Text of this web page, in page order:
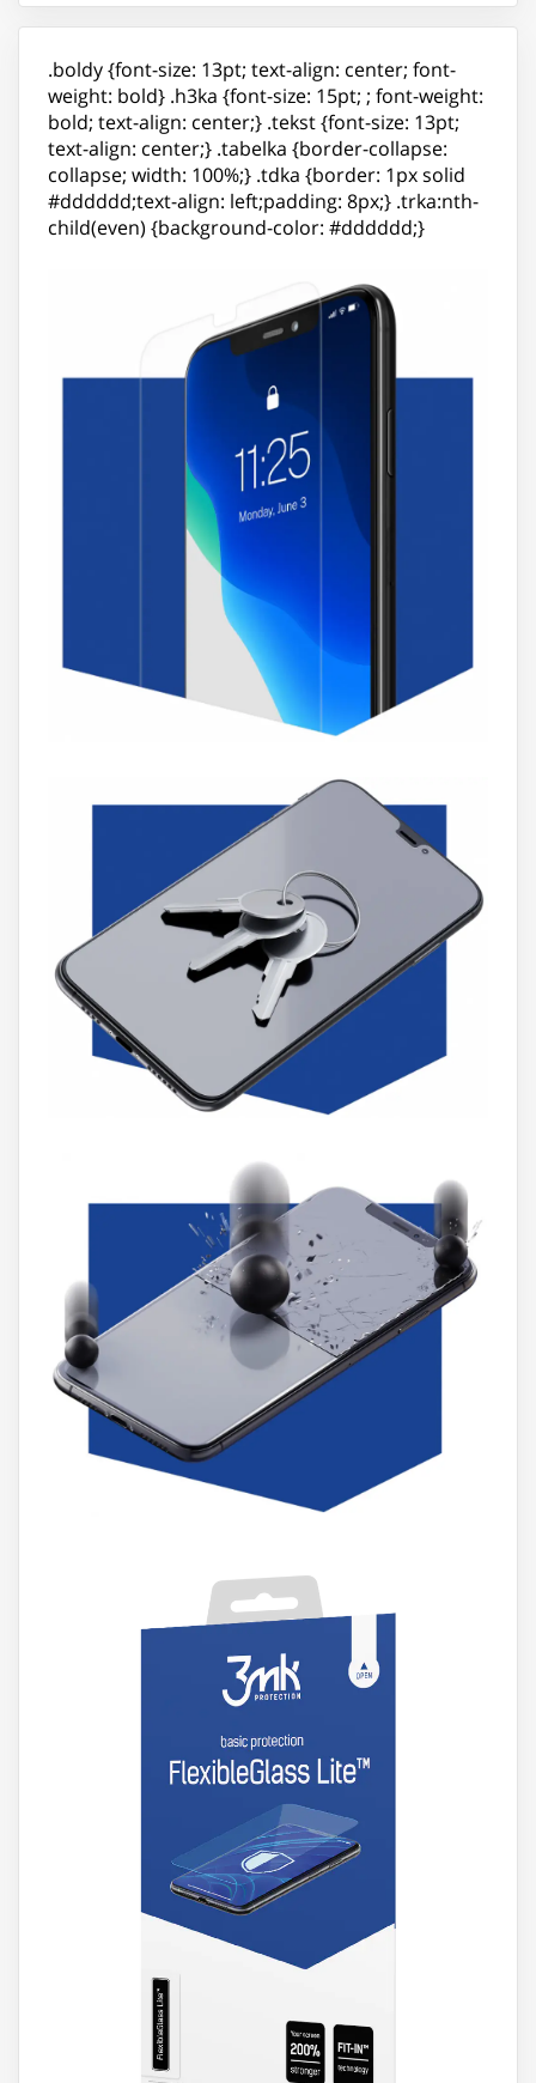
.boldy {font-size: 13pt; text-align: center; font-
weight: bold} .h3ka {font-size: 15pt; ; font-weight:
bold; text-align: center;} .tekst {font-size: 13pt;
text-align: center;} .tabelka {border-collapse:
collapse; width: 100%;} .tdka {border: 1px solid
#dddddd;text-align: left;padding: 8px;} .trka:nth-
child(even) {background-color: #dddddd;}